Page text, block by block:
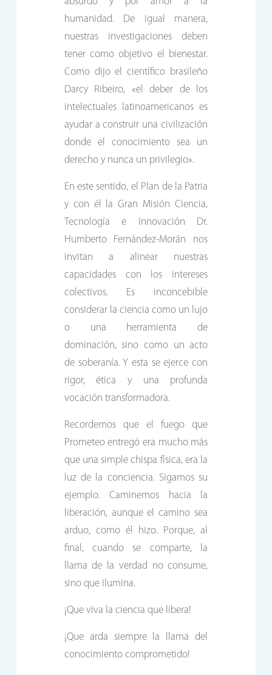
humanidad. De igual manera,
nuestras investigaciones deben
tener como objetivo el bienestar.
Como dijo el científico brasileño
Darcy Ribeiro, «el deber de los
intelectuales latinoamericanos es
ayudar a construir una civilización
donde el conocimiento sea un
derecho y nunca un privilegio».
En este sentido, el Plan de la Patria
y con él la Gran Misión Ciencia,
Tecnología e Innovación Dr.
Humberto Fernández-Morán nos
invitan a alinear nuestras
capacidades con los intereses
colectivos. Es inconcebible
considerar la ciencia como un lujo
o una herramienta de
dominación, sino como un acto
de soberanía. Y esta se ejerce con
rigor, ética y una profunda
vocación transformadora.
Recordemos que el fuego que
Prometeo entregó era mucho más
que una simple chispa física, era la
luz de la conciencia. Sigamos su
ejemplo. Caminemos hacia la
liberación, aunque el camino sea
arduo, como él hizo. Porque, al
final, cuando se comparte, la
llama de la verdad no consume,
sino que ilumina.
¡Que viva la ciencia que libera!
¡Que arda siempre la llama del
conocimiento comprometido!